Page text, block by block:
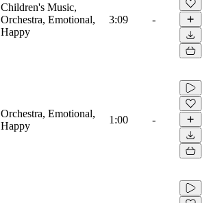
Children's Music,
Orchestra, Emotional,
Happy
3:09 -
Orchestra, Emotional,
Happy
1:00 -